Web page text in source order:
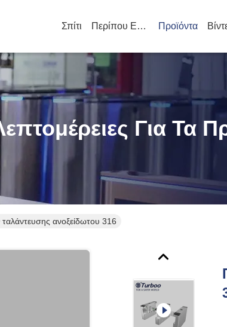
Σπίτι Περίπου Εμείς Προϊόντα
Για Τα
ανοξείδωτου 316